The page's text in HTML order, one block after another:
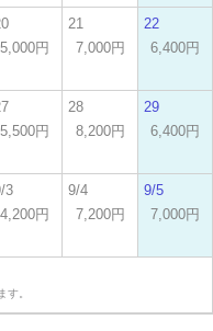
5,000円
21
7,000円
22
6,400円
5,500円
28
8,200円
29
6,400円
3
4,200円
9/4
7,200円
9/5
7,000円
す。